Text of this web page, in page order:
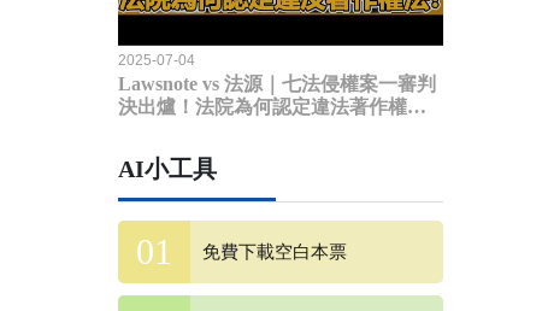
2025-07-04
Lawsnote vs 法源｜七法侵權案一審判
決出爐！法院為何認定違法著作權
AI小工具
免費下載空白本票